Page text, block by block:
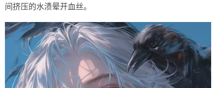
间挤压的水渍晕开血丝。